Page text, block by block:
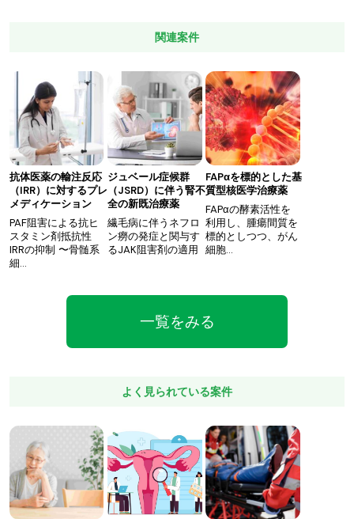
関連案件
抗体医薬の輸注反応
（IRR）に対するプレ
メディケーション
PAF阻害による抗ヒ
スタミン剤抵抗性
IRRの抑制 〜骨髄系
細…
ジュベール症候群
（JSRD）に伴う腎不
全の新既治療薬
繊毛病に伴うネフロ
ン癆の発症と関与す
るJAK阻害剤の適用
FAPαを標的とした基
質型核医学治療薬
FAPαの酵素活性を
利用し、腫瘍間質を
標的としつつ、がん
細胞…
一覧をみる
よく見られている案件